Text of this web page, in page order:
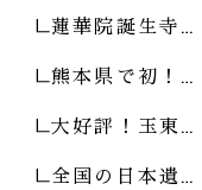
蓮華院誕生寺…
熊本県で初！…
大好評！玉東…
全国の日本遺…